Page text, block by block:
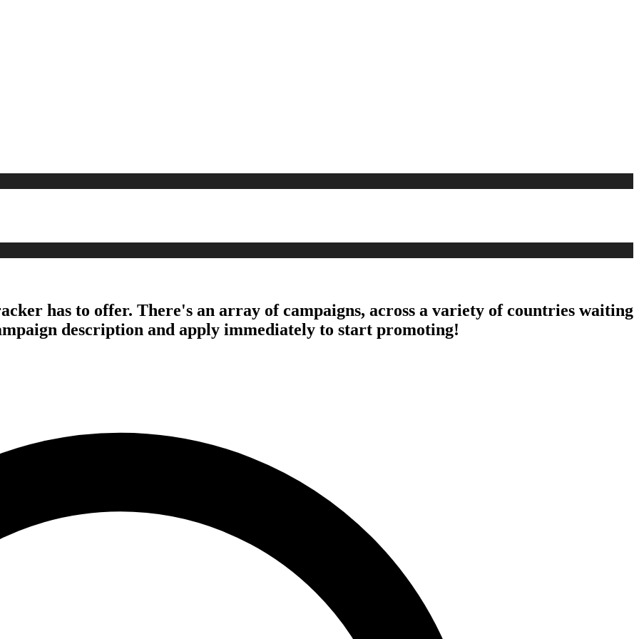
has to offer. There's an array of campaigns, across a variety of countries waiting
description and apply immediately to start promoting!